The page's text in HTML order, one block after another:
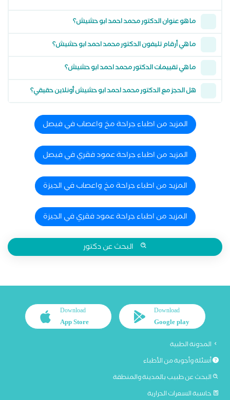
ما هو عنوان الدكتور محمد احمد ابو حشيش؟
ما هي أرقام تليفون الدكتور محمد احمد ابو حشيش؟
ما هي تقييمات الدكتور محمد احمد ابو حشيش؟
هل الحجز مع الدكتور محمد احمد ابو حشيش أونلاين حقيقي؟
المزيد من اطباء جراحة مخ واعصاب في فيصل
المزيد من اطباء جراحة عمود فقري في فيصل
المزيد من اطباء جراحة مخ واعصاب في الجيزة
المزيد من اطباء جراحة عمود فقري في الجيزة
البحث عن دكتور
Download
Google play
Download
App Store
المدونة الطبية
أسئلة وأجوبة من الأطباء
البحث عن طبيب بالمدينة والمنطقة
حاسبة السعرات الحرارية